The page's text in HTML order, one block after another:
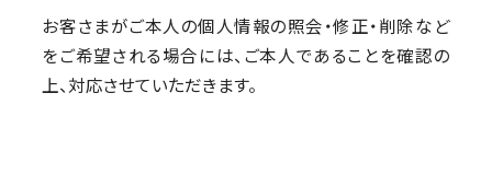
お客さまがご本人の個人情報の照会・修正・削除など
をご希望される場合には、ご本人であることを確認の
上、対応させていただきます。